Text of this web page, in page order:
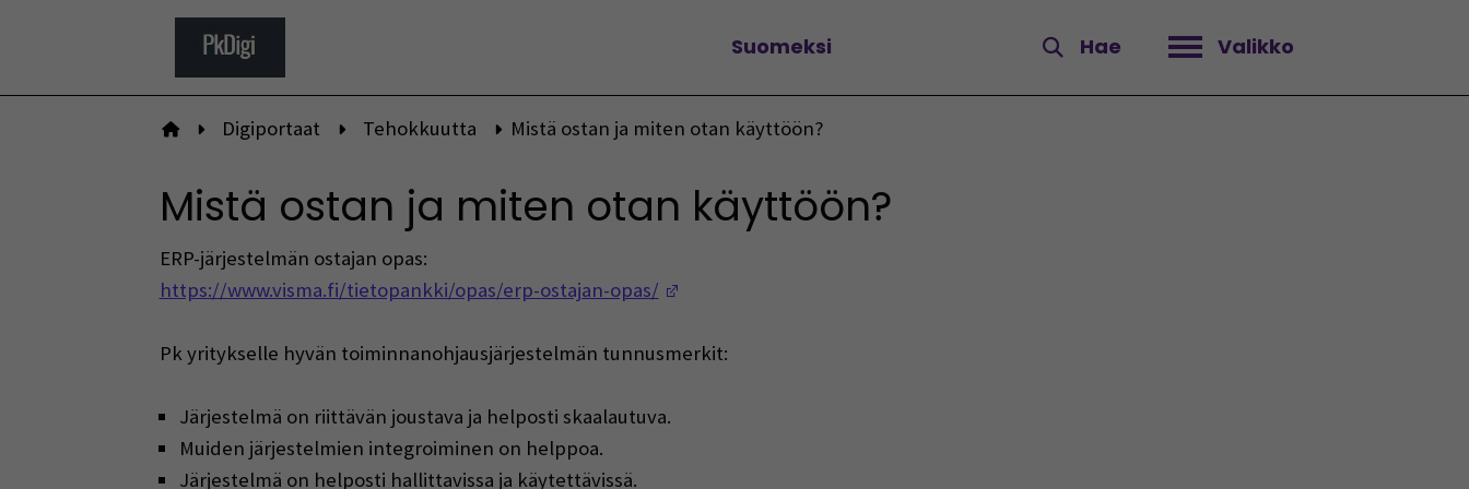
Vaihda kieltä
Suomeksi Hae Valikko
Avaa valikko
Etusivulle
Digiportaat Tehokkuutta Mistä ostan ja miten otan käyttöön?
Mistä ostan ja miten otan käyttöön?
ERP-järjestelmän ostajan opas:
https://www.visma.fi/tietopankki/opas/erp-ostajan-opas/
Pk yritykselle hyvän toiminnanohjausjärjestelmän tunnusmerkit:
Järjestelmä on riittävän joustava ja helposti skaalautuva.
Muiden järjestelmien integroiminen on helppoa.
Järjestelmä on helposti hallittavissa ja käytettävissä.